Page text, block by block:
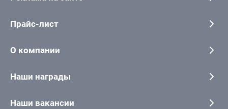
Прайс-лист
О компании
Наши награды
Наши вакансии